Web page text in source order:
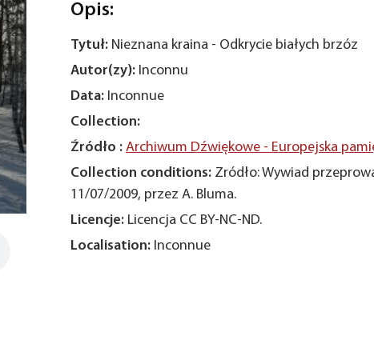
Opis:
Tytuł: Nieznana kraina - Odkrycie białych brzóz
Autor(zy): Inconnu
Data: Inconnue
Collection:
Źródło : Archiwum Dźwiękowe - Europejska
Collection conditions: Zródło: Wywiad
11/07/2009, przez A. Bluma.
Licencje: Licencja CC BY-NC-ND.
Localisation: Inconnue